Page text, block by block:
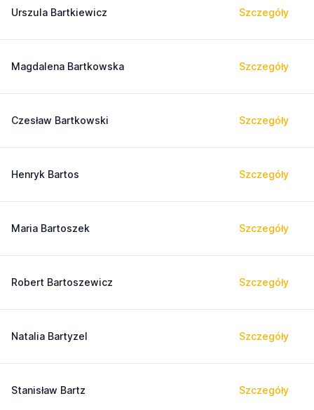
Urszula Bartkiewicz Szczegóły
Magdalena Bartkowska Szczegóły
Czesław Bartkowski Szczegóły
Henryk Bartos Szczegóły
Maria Bartoszek Szczegóły
Robert Bartoszewicz Szczegóły
Natalia Bartyzel Szczegóły
Stanisław Bartz Szczegóły